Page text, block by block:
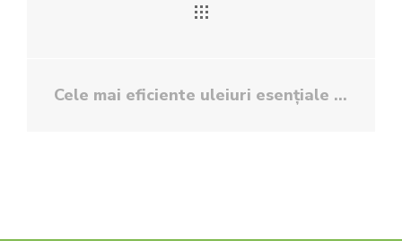
Cele mai eficiente uleiuri esențiale pentru piele grasă